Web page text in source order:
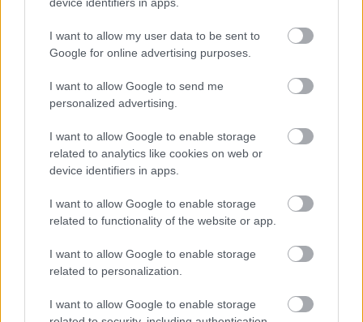
I want to allow my user data to be sent to
Google for online advertising purposes.
I want to allow Google to send me
personalized advertising.
I want to allow Google to enable storage
related to analytics like cookies on web or
device identifiers in apps.
I want to allow Google to enable storage
related to functionality of the website or app.
I want to allow Google to enable storage
related to personalization.
I want to allow Google to enable storage
EGYEZSÉG SZÜLETETT
EDERSON VÉTELÁRÁBAN
SZAÚD-ARÁBIÁBA IGAZOLNI